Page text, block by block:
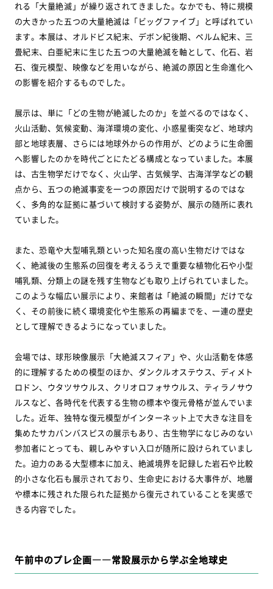
れる「大量絶滅」が繰り返されてきました。なかでも、特に規模
の大きかった五つの大量絶滅は「ビッグファイブ」と呼ばれてい
ます。本展は、オルドビス紀末、デボン紀後期、ペルム紀末、三
畳紀末、白亜紀末に生じた五つの大量絶滅を軸として、化石、岩
石、復元模型、映像などを用いながら、絶滅の原因と生命進化へ
の影響を紹介するものでした。
展示は、単に「どの生物が絶滅したのか」を並べるのではなく、
火山活動、気候変動、海洋環境の変化、小惑星衝突など、地球内
部と地球表層、さらには地球外からの作用が、どのように生命圏
へ影響したのかを時代ごとにたどる構成となっていました。本展
は、古生物学だけでなく、火山学、古気候学、古海洋学などの観
点から、五つの絶滅事変を一つの原因だけで説明するのではな
く、多角的な証拠に基づいて検討する姿勢が、展示の随所に表れ
ていました。
また、恐竜や大型哺乳類といった知名度の高い生物だけではな
く、絶滅後の生態系の回復を考えるうえで重要な植物化石や小型
哺乳類、分類上の謎を残す生物なども取り上げられていました。
このような幅広い展示により、来館者は「絶滅の瞬間」だけでな
く、その前後に続く環境変化や生態系の再編までを、一連の歴史
として理解できるようになっていました。
会場では、球形映像展示「大絶滅スフィア」や、火山活動を体感
的に理解するための模型のほか、ダンクルオステウス、ディメト
ロドン、ウタツサウルス、クリオロフォサウルス、ティラノサウ
ルスなど、各時代を代表する生物の標本や復元骨格が並んでいま
した。近年、独特な復元模型がインターネット上で大きな注目を
集めたサカバンバスピスの展示もあり、古生物学になじみのない
参加者にとっても、親しみやすい入口が随所に設けられていまし
た。迫力のある大型標本に加え、絶滅境界を記録した岩石や比較
的小さな化石も展示されており、生命史における大事件が、地層
や標本に残された限られた証拠から復元されていることを実感で
きる内容でした。
午前中のプレ企画――常設展示から学ぶ全地球史